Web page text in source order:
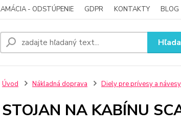
- ODSTÚPENIE GDPR KONTAKTY BLOG
Úvod Nákladná doprava Diely pre prívesy a návesy
STOJAN NA KABÍNU